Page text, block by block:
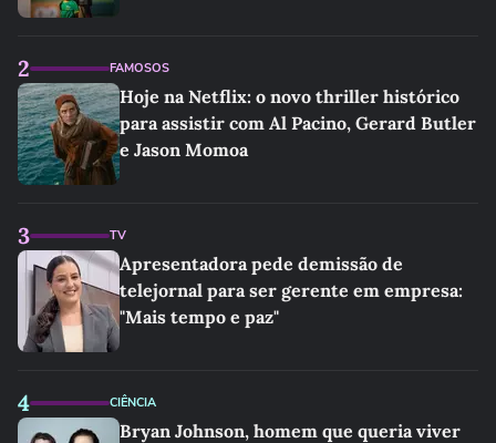
2 FAMOSOS
Hoje na Netflix: o novo thriller histórico
para assistir com Al Pacino, Gerard Butler
e Jason Momoa
3 TV
Apresentadora pede demissão de
telejornal para ser gerente em empresa:
"Mais tempo e paz"
4 CIÊNCIA
Bryan Johnson, homem que queria viver